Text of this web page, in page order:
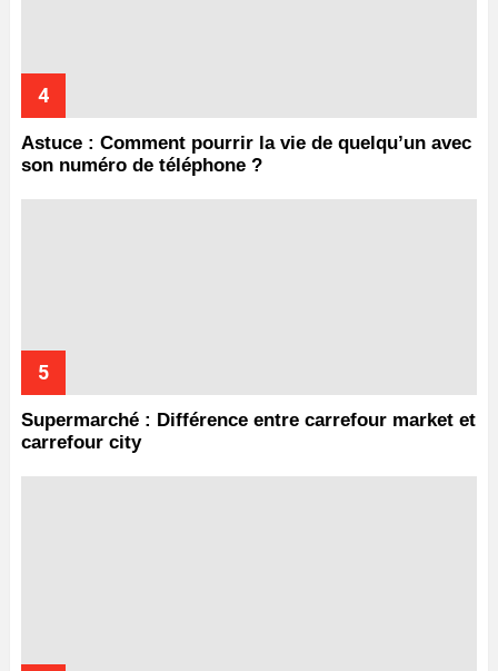
Astuce : Comment pourrir la vie de quelqu’un avec
son numéro de téléphone ?
Supermarché : Différence entre carrefour market et
carrefour city